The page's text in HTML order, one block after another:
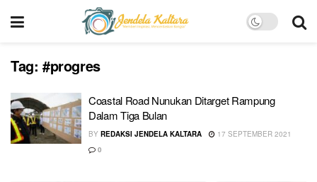
Tag: #progres
Coastal Road Nunukan Ditarget Rampung
Dalam Tiga Bulan
BY REDAKSI JENDELA KALTARA
17 SEPTEMBER 2021
0